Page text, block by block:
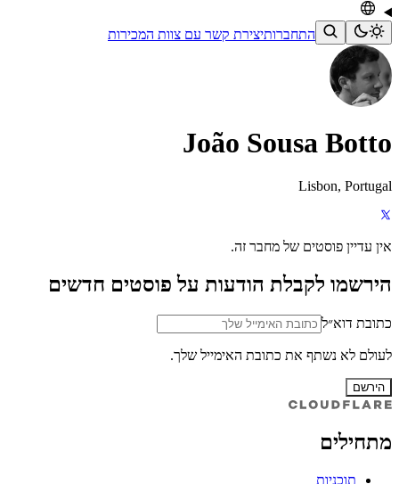
התחברותיצירת קשר עם צוות המכירות
João Sousa Botto
Lisbon, Portugal
אין עדיין פוסטים של מחבר זה.
הירשמו לקבלת הודעות על פוסטים חדשים
כתובת דוא״ל
לעולם לא נשתף את כתובת האימייל שלך.
הירשם
מתחילים
תוכניות